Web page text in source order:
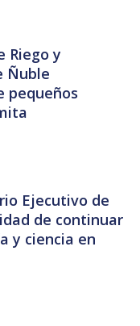
Riego y
Ñuble
pequeños
Ejecutivo de
de continuar
y ciencia en